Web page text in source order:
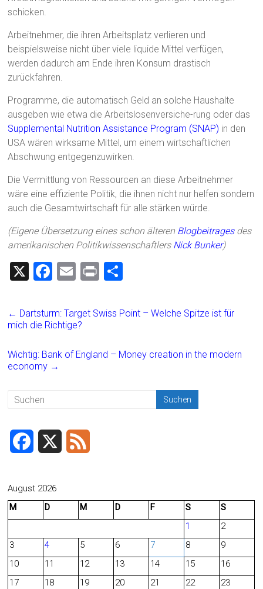
schicken.
Arbeitnehmer, die ihren Arbeitsplatz verlieren und
beispielsweise nicht über viele liquide Mittel verfügen,
werden dadurch am Ende ihren Konsum drastisch
zurückfahren.
Programme, die automatisch Geld an solche Haushalte
ausgeben wie etwa die Arbeitslosenversiche-rung oder das
Supplemental Nutrition Assistance Program (SNAP) in den
USA wären wirksame Mittel, um einem wirtschaftlichen
Abschwung entgegenzuwirken.
Die Vermittlung von Ressourcen an diese Arbeitnehmer
wäre eine effiziente Politik, die ihnen nicht nur helfen sondern
auch die Gesamtwirtschaft für alle stärken würde.
(Eigene Übersetzung eines schon älteren Blogbeitragesdes
amerikanischen Politikwissenschaftlers Nick Bunker)
X
F
ce
b
o
ok
E
ai
l
Pr
t
e
← Dartsturm: Target Swiss Point – Welche Spitze ist für
mich die Richtige?
Wichtig: Bank of England – Money creation in the modern
economy →
c
b
o
August 2026
M
D M D F S
S
1
2
3
4 5 6 7 8
9
10
11 12 13 14 15
16
17
18 19 20 21 22
23